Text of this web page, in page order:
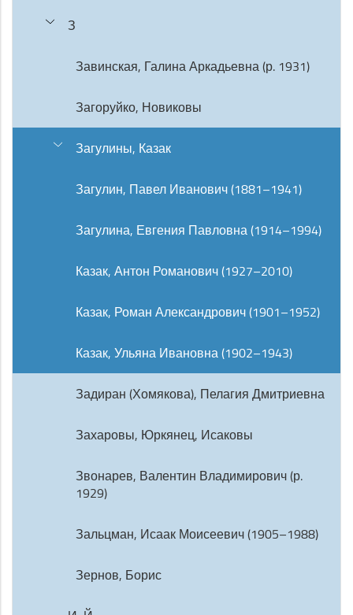
З
Завинская, Галина Аркадьевна (р. 1931)
Загоруйко, Новиковы
Загулины, Казак
Загулин, Павел Иванович (1881–1941)
Загулина, Евгения Павловна (1914–1994)
Казак, Антон Романович (1927–2010)
Казак, Роман Александрович (1901–1952)
Казак, Ульяна Ивановна (1902–1943)
Задиран (Хомякова), Пелагия Дмитриевна
Захаровы, Юркянец, Исаковы
Звонарев, Валентин Владимирович (р.
1929)
Зальцман, Исаак Моисеевич (1905–1988)
Зернов, Борис